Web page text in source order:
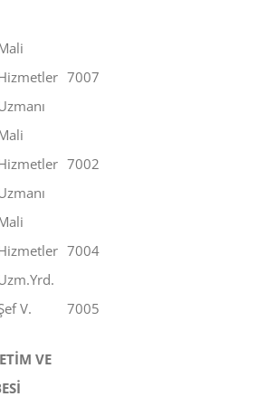
7007
7002
7004
V. 7005
VE